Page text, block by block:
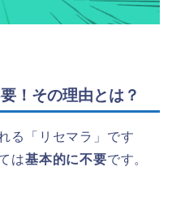
！その理由とは？
る「リセマラ」です
は基本的に不要です。